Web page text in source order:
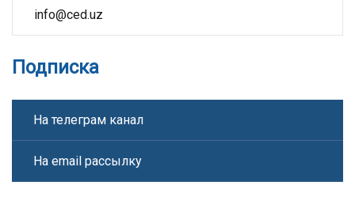
info@ced.uz
Подписка
На телеграм канал
На email рассылку